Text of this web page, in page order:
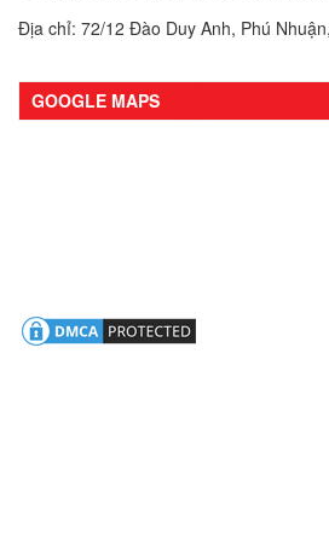
Địa chỉ: 72/12 Đào Duy Anh, Phú
GOOGLE MAPS